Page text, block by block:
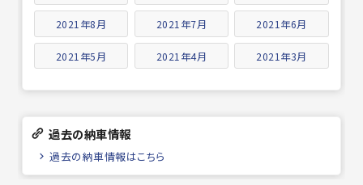
2021年8月 2021年7月 2021年6月
2021年5月 2021年4月 2021年3月
過去の納車情報
過去の納車情報はこちら